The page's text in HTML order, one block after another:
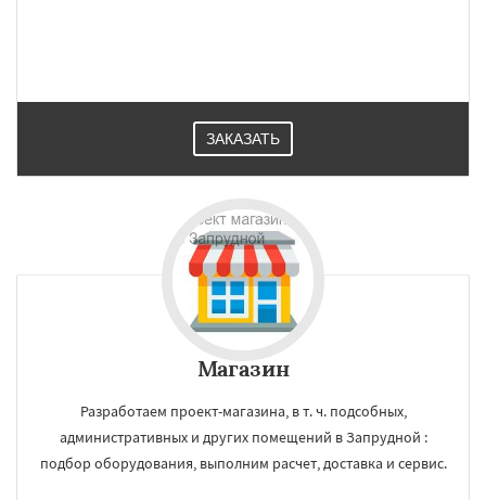
ЗАКАЗАТЬ
Магазин
Разработаем проект-магазина, в т. ч. подсобных,
административных и других помещений в Запрудной :
подбор оборудования, выполним расчет, доставка и сервис.